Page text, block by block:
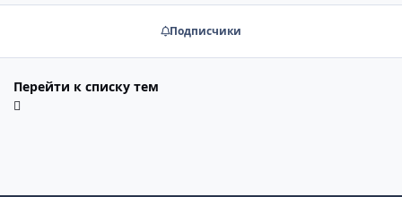
Подписчики
Перейти к списку тем